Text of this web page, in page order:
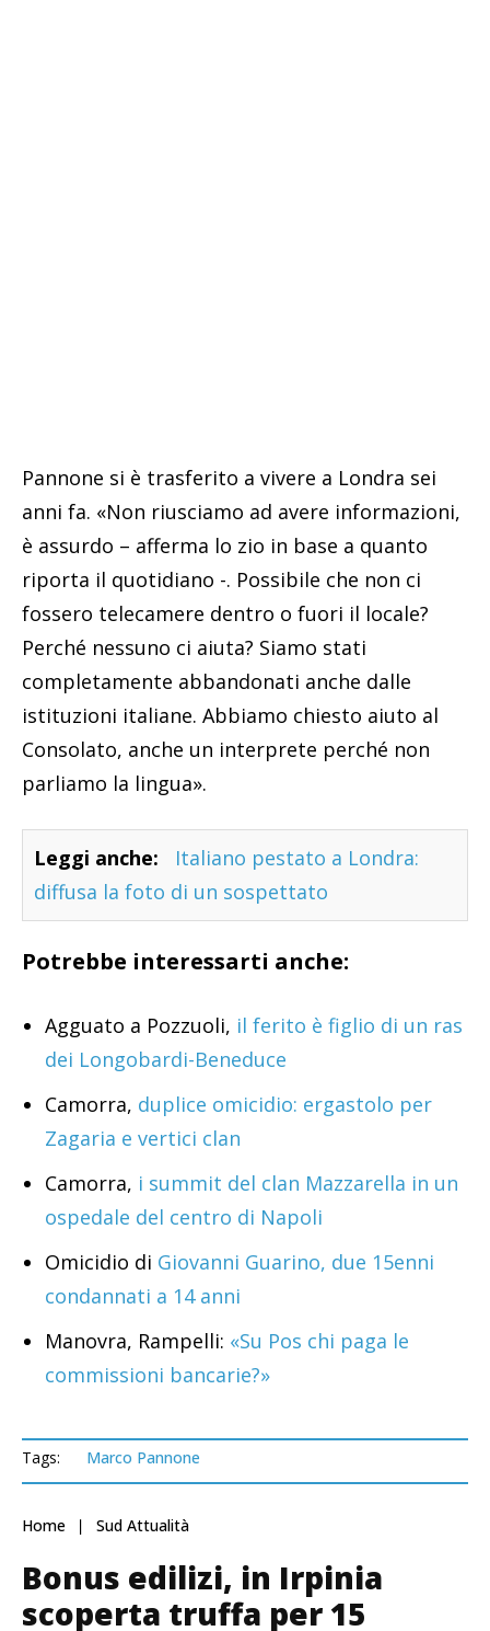
Pannone si è trasferito a vivere a Londra sei
anni fa. «Non riusciamo ad avere informazioni,
è assurdo – afferma lo zio in base a quanto
riporta il quotidiano -. Possibile che non ci
fossero telecamere dentro o fuori il locale?
Perché nessuno ci aiuta? Siamo stati
completamente abbandonati anche dalle
istituzioni italiane. Abbiamo chiesto aiuto al
Consolato, anche un interprete perché non
parliamo la lingua».
Leggi anche:
Italiano pestato a Londra:
diffusa la foto di un sospettato
Potrebbe interessarti anche:
Agguato a Pozzuoli, il ferito è figlio di un ras
dei Longobardi-Beneduce
Camorra, duplice omicidio: ergastolo per
Zagaria e vertici clan
Camorra, i summit del clan Mazzarella in un
ospedale del centro di Napoli
Omicidio di Giovanni Guarino, due 15enni
condannati a 14 anni
Manovra, Rampelli: «Su Pos chi paga le
commissioni bancarie?»
Tags: Marco Pannone
Home Sud Attualità
Bonus edilizi, in Irpinia
scoperta truffa per 15